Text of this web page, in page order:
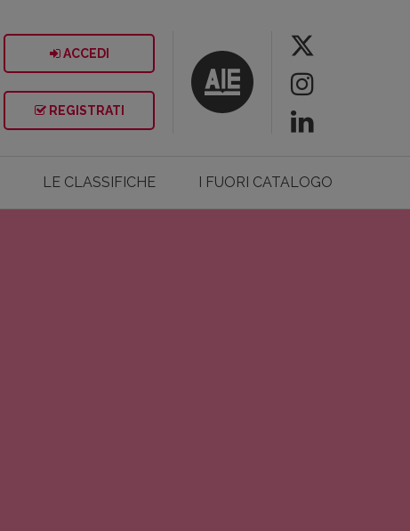
ACCEDI
REGISTRATI
LE CLASSIFICHE I FUORI CATALOGO